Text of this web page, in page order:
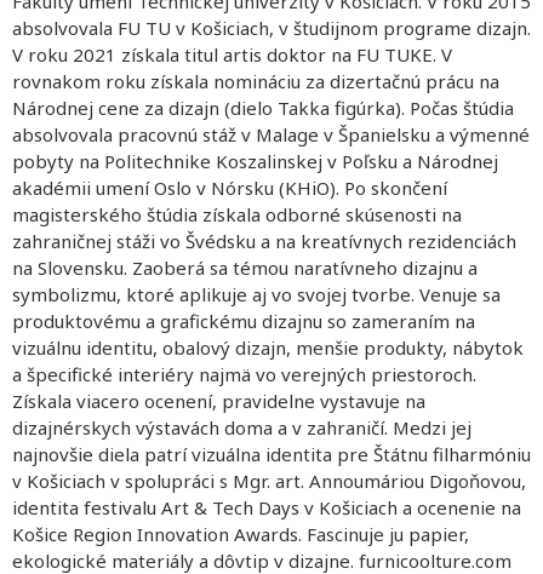
absolvovala FU TU v Košiciach, v študijnom programe dizajn.
V roku 2021 získala titul artis doktor na FU TUKE. V
rovnakom roku získala nomináciu za dizertačnú prácu na
Národnej cene za dizajn (dielo Takka figúrka). Počas štúdia
absolvovala pracovnú stáž v Malage v Španielsku a výmenné
pobyty na Politechnike Koszalinskej v Poľsku a Národnej
akadémii umení Oslo v Nórsku (KHiO). Po skončení
magisterského štúdia získala odborné skúsenosti na
zahraničnej stáži vo Švédsku a na kreatívnych rezidenciách
na Slovensku. Zaoberá sa témou naratívneho dizajnu a
symbolizmu, ktoré aplikuje aj vo svojej tvorbe. Venuje sa
produktovému a grafickému dizajnu so zameraním na
vizuálnu identitu, obalový dizajn, menšie produkty, nábytok
a špecifické interiéry najmä vo verejných priestoroch.
Získala viacero ocenení, pravidelne vystavuje na
dizajnérskych výstavách doma a v zahraničí. Medzi jej
najnovšie diela patrí vizuálna identita pre Štátnu filharmóniu
v Košiciach v spolupráci s Mgr. art. Annoumáriou Digoňovou,
identita festivalu Art & Tech Days v Košiciach a ocenenie na
Košice Region Innovation Awards. Fascinuje ju papier,
ekologické materiály a dôvtip v dizajne. furnicoolture.com